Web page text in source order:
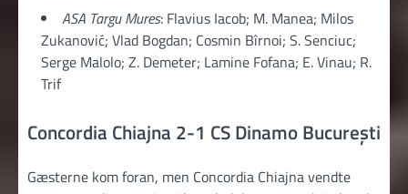
ASA Targu Mures: Flavius Iacob; M. Manea; Milos
Zukanović; Vlad Bogdan; Cosmin Bîrnoi; S. Senciuc;
Serge Malolo; Z. Demeter; Lamine Fofana; E. Vinau; R.
Trif
Concordia Chiajna 2-1 CS Dinamo București
Gæsterne kom foran, men Concordia Chiajna vendte